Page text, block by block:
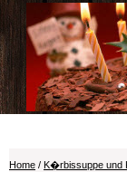
Home / K�rbissuppe